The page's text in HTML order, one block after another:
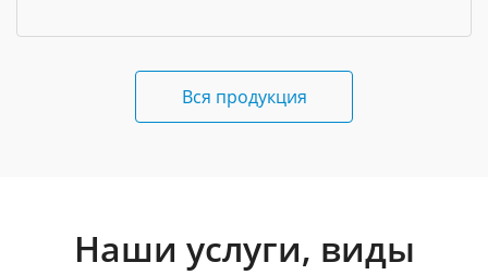
Вся продукция
Наши услуги, виды